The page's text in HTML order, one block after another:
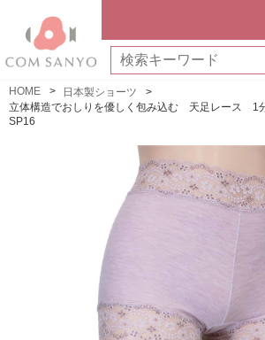
HOME
日本製ショーツ
立体構造でおしりを優しく包み込む 天足レース
SP16